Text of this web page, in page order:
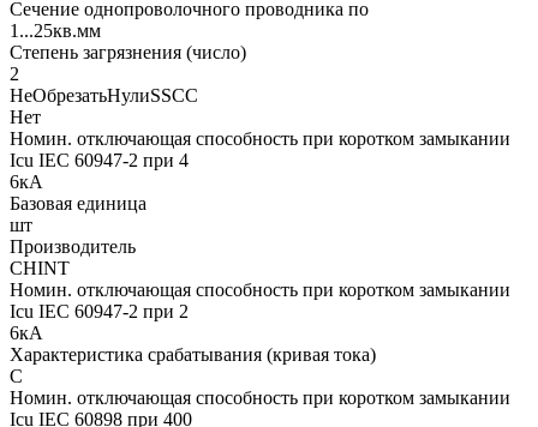
Сечение однопроволочного проводника по
1...25кв.мм
Степень загрязнения (число)
2
НеОбрезатьНулиSSCC
Нет
Номин. отключающая способность при коротком замыкании
Icu IEC 60947-2 при 4
6кА
Базовая единица
шт
Производитель
CHINT
Номин. отключающая способность при коротком замыкании
Icu IEC 60947-2 при 2
6кА
Характеристика срабатывания (кривая тока)
C
Номин. отключающая способность при коротком замыкании
Icu IEC 60898 при 400